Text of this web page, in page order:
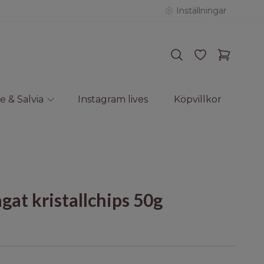
Inställningar
& Salvia Instagram lives Köpvillkor
kristallchips 50g